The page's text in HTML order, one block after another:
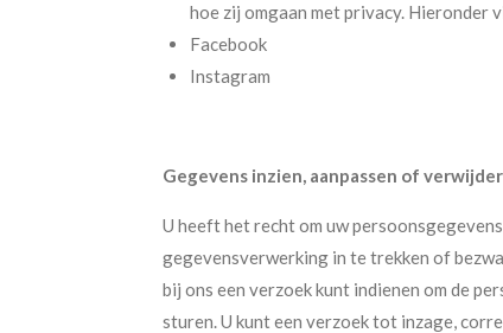
hoe zij omgaan met privacy. Hieronder
Facebook
Instagram
Gegevens inzien, aanpassen of
U heeft het recht om uw
gegevensverwerking in te trekken of
bij ons een verzoek kunt indienen om de
sturen. U kunt een verzoek tot inzage,